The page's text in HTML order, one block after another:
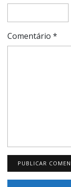
Comentário *